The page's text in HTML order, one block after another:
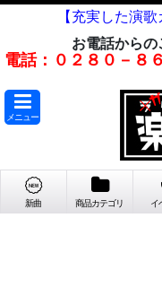
【充実した演
お電話からの
電話：０２８０－８
メニュー
新曲 商品カテゴリ イ